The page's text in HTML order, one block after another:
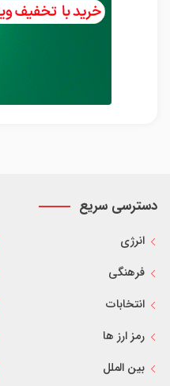
دسترسی سریع
انرژی
فرهنگی
انتخابات
رمز ارز ها
بین الملل